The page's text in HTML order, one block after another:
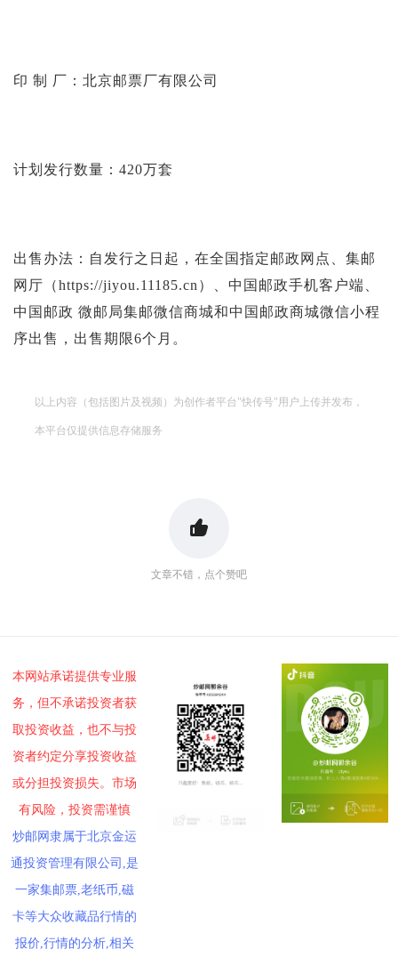
印 制 厂：北京邮票厂有限公司
计划发行数量：420万套
出售办法：自发行之日起，在全国指定邮政网点、集邮
网厅（https://jiyou.11185.cn）、中国邮政手机客户端、
中国邮政 微邮局集邮微信商城和中国邮政商城微信小程
序出售，出售期限6个月。
以上内容（包括图片及视频）为创作者平台"快传号"用户上传并发布，
本平台仅提供信息存储服务
文章不错，点个赞吧
本网站承诺提供专业服
务，但不承诺投资者获
取投资收益，也不与投
资者约定分享投资收益
或分担投资损失。市场
有风险，投资需谨慎
炒邮网隶属于北京金运
通投资管理有限公司,是
一家集邮票,老纸币,磁
卡等大众收藏品行情的
报价,行情的分析,相关